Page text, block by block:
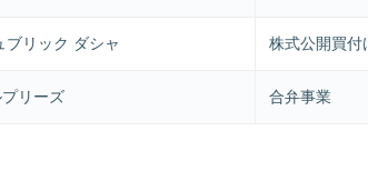
ブリック ダシャ 株式公開買付
リーズ 合弁事業